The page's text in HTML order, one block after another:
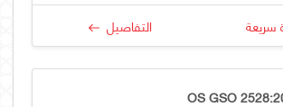
سريعة التفاصيل
OS GSO